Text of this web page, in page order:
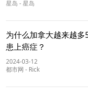
星岛 -星岛
为什么加拿大越来越
患上癌症？
2024-03-12
都市网 - Rick